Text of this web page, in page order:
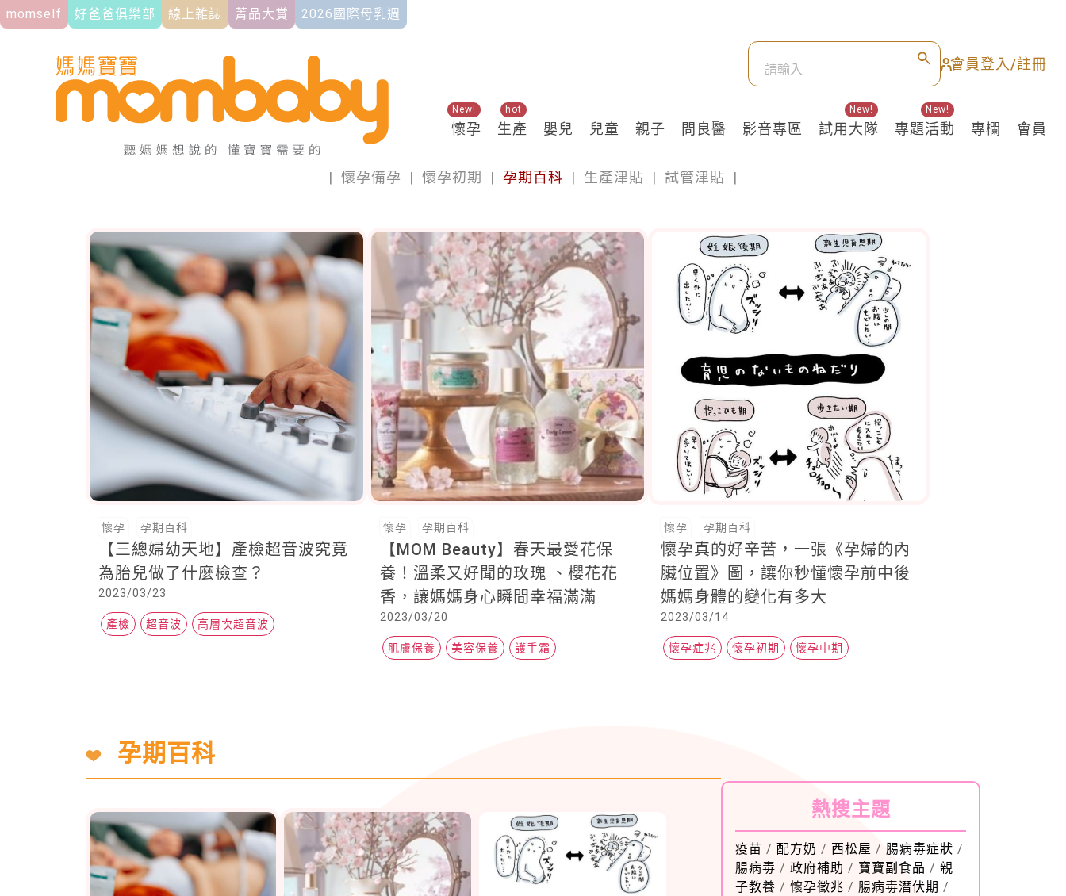
momself 好爸爸俱樂部 線上雜誌 菁品大賞 2026國際母乳週
會員登入/註冊
懷孕
New!
生產
hot
嬰兒 兒童 親子 問良醫 影音專區 試用大隊
New!
專題活動
New!
專欄 會員
懷孕
| 懷孕備孕 | 懷孕初期 | 孕期百科 | 生產津貼 | 試管津貼 |
懷孕 孕期百科
【三總婦幼天地】產檢超音波究竟
為胎兒做了什麼檢查？
2023/03/23
產檢 超音波 高層次超音波
懷孕 孕期百科
【MOM Beauty】春天最愛花保
養！溫柔又好聞的玫瑰 、櫻花花
香，讓媽媽身心瞬間幸福滿滿
2023/03/20
肌膚保養 美容保養 護手霜
懷孕 孕期百科
懷孕真的好辛苦，一張《孕婦的內
臟位置》圖，讓你秒懂懷孕前中後
媽媽身體的變化有多大
2023/03/14
懷孕症兆 懷孕初期 懷孕中期
孕期百科
熱搜主題
疫苗 / 配方奶 / 西松屋 / 腸病毒症狀 /
腸病毒 / 政府補助 / 寶寶副食品 / 親
子教養 / 懷孕徵兆 / 腸病毒潛伏期 /